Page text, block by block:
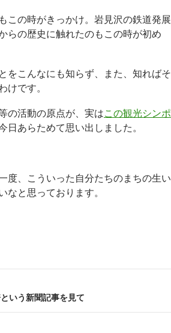
この時がきっかけ。岩見沢の鉄道発展
らの歴史に触れたのもこの時が初め
をこんなにも知らず、また、知ればそ
けです。
の活動の原点が、実はこの観光シンポ
日あらためて思い出しました。
度、こういった自分たちのまちの生い
なと思っております。
いう新聞記事を見て